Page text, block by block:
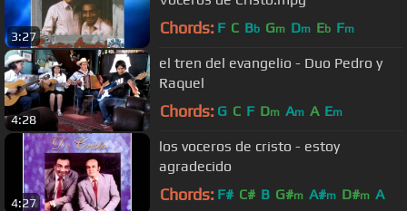
3:27 Chords: F C Bb Gm Dm Eb Fm
4:28
el tren del evangelio - Duo Pedro y
Raquel
Chords: G C F Dm Am A Em
4:27
los voceros de cristo - estoy
agradecido
Chords: F# C# B G#m A#m D#m A